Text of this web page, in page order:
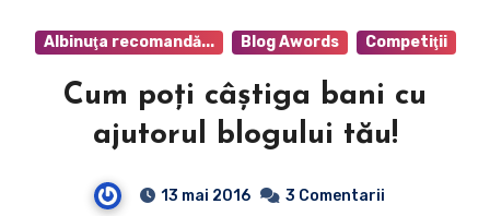
Albinuţa recomandă... Blog Awords Competiţii
Cum poţi câştiga bani cu
ajutorul blogului tău!
13 mai 2016 3 Comentarii